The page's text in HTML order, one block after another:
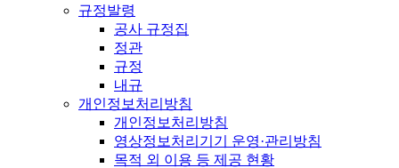
규정발령
공사 규정집
정관
규정
내규
개인정보처리방침
개인정보처리방침
영상정보처리기기 운영·관리방침
목적 외 이용 등 제공 현황